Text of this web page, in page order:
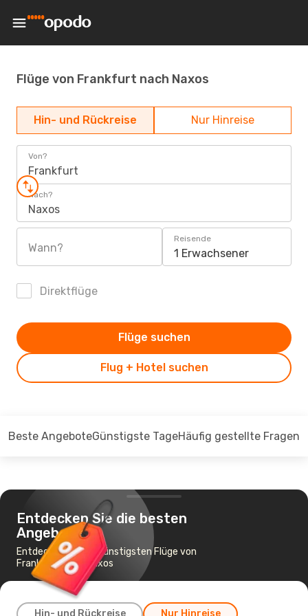
Flüge von Frankfurt nach Naxos
Hin- und Rückreise Nur Hinreise
Von?
Frankfurt
Nach?
Naxos
Wann?
Reisende
1 Erwachsener
Direktflüge
Flug + Hotel suchen
Flüge suchen
Beste AngeboteGünstigste TageHäufig gestellte Fragen
Entdecken Sie die besten
Angebote
Entdecken Sie die günstigsten Flüge von
Frankfurt nach Naxos
Hin- und Rückreise Nur Hinreise